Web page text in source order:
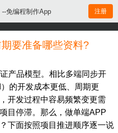
--免编程制作App 注册
要准备哪些资料?
产品模型。相比多端同步开
的开发成本更低、周期更
开发过程中容易频繁变更需
目停滞。那么，做单端APP
下面按照项目推进顺序逐一说